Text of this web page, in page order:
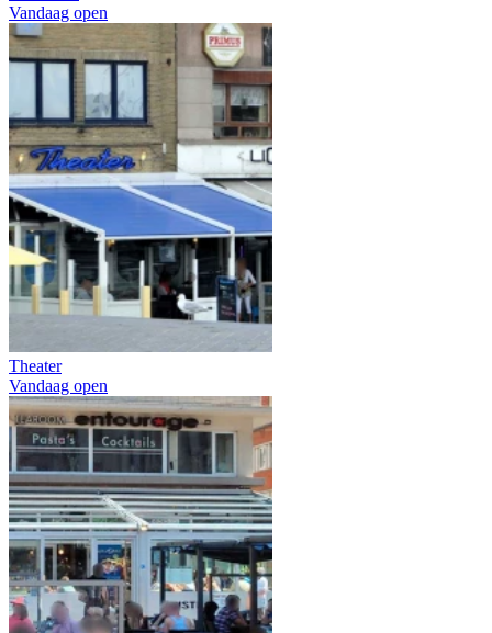
Vandaag open
Theater
Vandaag open